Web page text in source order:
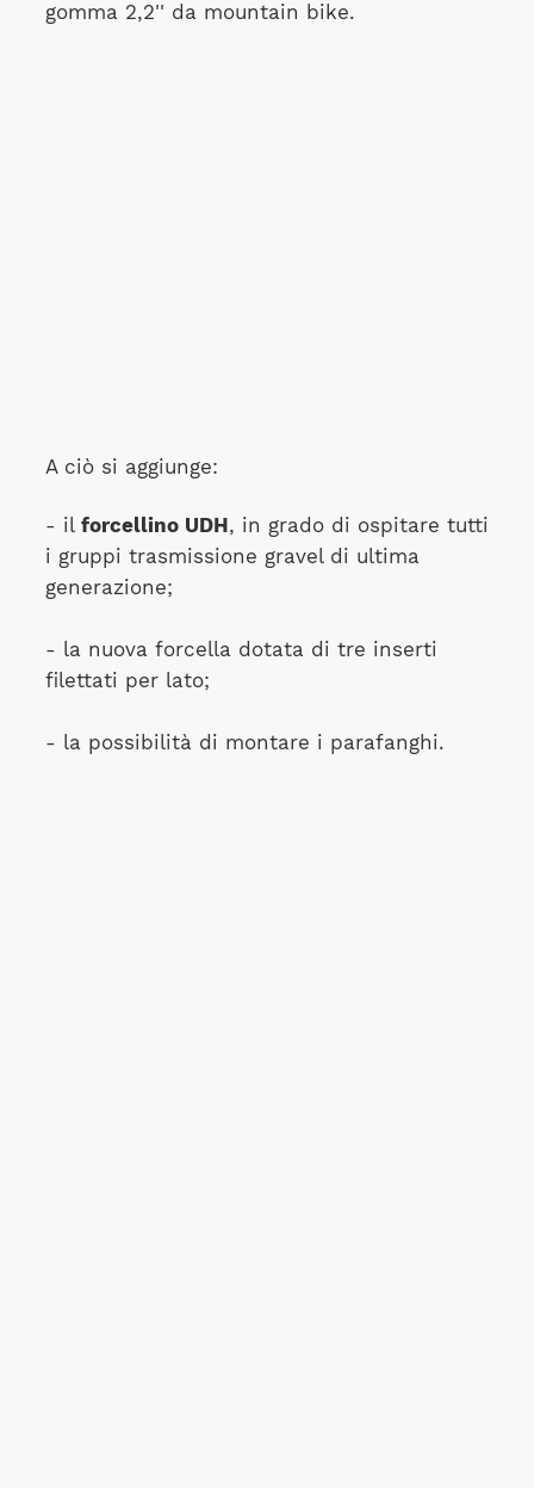
gomma 2,2'' da mountain bike.
A ciò si aggiunge:
- il forcellino UDH, in grado di ospitare tutti
i gruppi trasmissione gravel di ultima
generazione;
- la nuova forcella dotata di tre inserti
filettati per lato;
- la possibilità di montare i parafanghi.